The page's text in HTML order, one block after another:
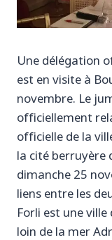
Une délégation
est en visite à
novembre. Le
officiellement
officielle de la
la cité berruyère
dimanche 25
liens entre les
Forli est une
loin de la mer